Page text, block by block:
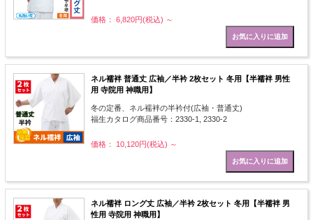
価格： 6,820円(税込) ～
ネル襦袢 普通丈 広袖／半衿 2枚セット 冬用【半襦袢 男性
用 寺院用 神職用】
冬の定番、ネル襦袢の半衿付(広袖・普通丈)
福生カタログ商品番号：2330-1, 2330-2
価格： 10,120円(税込) ～
ネル襦袢 ロング丈 広袖／半衿 2枚セット 冬用【半襦袢 男
性用 寺院用 神職用】